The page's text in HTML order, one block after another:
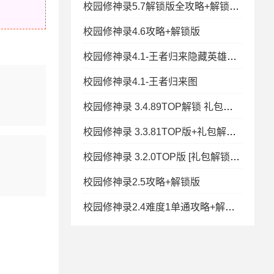
校园修神录5.7解锁版全攻略+解锁版集合
校园修神录4.6攻略+解锁版
校园修神录4.1-王者归来隐藏英雄密码
校园修神录4.1-王者归来图
校园修神录 3.4.89TOP解锁 礼包解锁 全活动称号 神器
校园修神录 3.3.81TOP版+礼包解锁+全活动称号+神器礼包+解除限
校园修神录 3.2.0TOP版 [礼包解锁+全活动称号+神器礼包+解除限
校园修神录2.5攻略+解锁版
校园修神录2.4难度1单通攻略+解锁版指南